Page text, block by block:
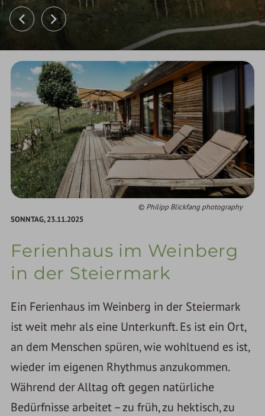
Philipp Blickfang photography
SONNTAG,23.11.2025
Ferienhaus im Weinberg
in der Steiermark
Ein Ferienhaus im Weinberg in der Steiermark
ist weit mehr als eine Unterkunft. Es ist ein Ort,
an dem Menschen spüren, wie wohltuend es ist,
wieder im eigenen Rhythmus anzukommen.
Während der Alltag oft gegen natürliche
Bedürfnisse arbeitet – zu früh, zu hektisch, zu